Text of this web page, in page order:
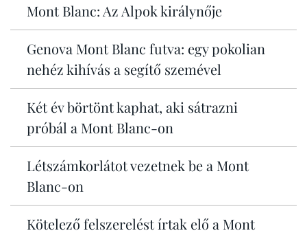
Mont Blanc: Az Alpok királynője
Genova Mont Blanc futva: egy pokolian
nehéz kihívás a segítő szemével
Két év börtönt kaphat, aki sátrazni
próbál a Mont Blanc-on
Létszámkorlátot vezetnek be a Mont
Blanc-on
Kötelező felszerelést írtak elő a Mont